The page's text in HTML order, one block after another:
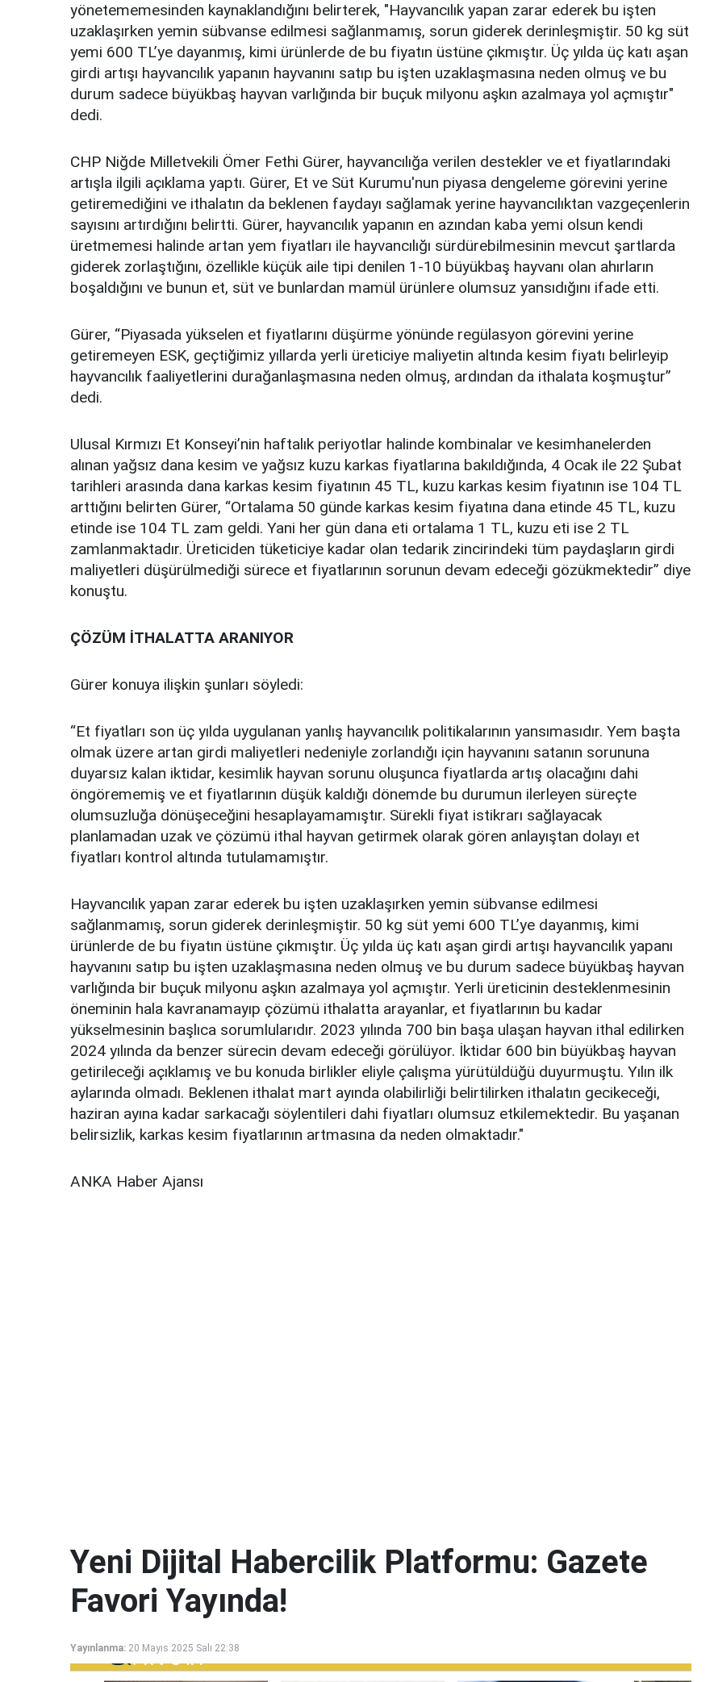
yönetememesinden kaynaklandığını belirterek, "Hayvancılık yapan zarar ederek bu işten
uzaklaşırken yemin sübvanse edilmesi sağlanmamış, sorun giderek derinleşmiştir. 50 kg süt
yemi 600 TL’ye dayanmış, kimi ürünlerde de bu fiyatın üstüne çıkmıştır. Üç yılda üç katı aşan
girdi artışı hayvancılık yapanın hayvanını satıp bu işten uzaklaşmasına neden olmuş ve bu
durum sadece büyükbaş hayvan varlığında bir buçuk milyonu aşkın azalmaya yol açmıştır"
dedi.
CHP Niğde Milletvekili Ömer Fethi Gürer, hayvancılığa verilen destekler ve et fiyatlarındaki
artışla ilgili açıklama yaptı. Gürer, Et ve Süt Kurumu'nun piyasa dengeleme görevini yerine
getiremediğini ve ithalatın da beklenen faydayı sağlamak yerine hayvancılıktan vazgeçenlerin
sayısını artırdığını belirtti. Gürer, hayvancılık yapanın en azından kaba yemi olsun kendi
üretmemesi halinde artan yem fiyatları ile hayvancılığı sürdürebilmesinin mevcut şartlarda
giderek zorlaştığını, özellikle küçük aile tipi denilen 1-10 büyükbaş hayvanı olan ahırların
boşaldığını ve bunun et, süt ve bunlardan mamül ürünlere olumsuz yansıdığını ifade etti.
Gürer, “Piyasada yükselen et fiyatlarını düşürme yönünde regülasyon görevini yerine
getiremeyen ESK, geçtiğimiz yıllarda yerli üreticiye maliyetin altında kesim fiyatı belirleyip
hayvancılık faaliyetlerini durağanlaşmasına neden olmuş, ardından da ithalata koşmuştur”
dedi.
Ulusal Kırmızı Et Konseyi’nin haftalık periyotlar halinde kombinalar ve kesimhanelerden
alınan yağsız dana kesim ve yağsız kuzu karkas fiyatlarına bakıldığında, 4 Ocak ile 22 Şubat
tarihleri arasında dana karkas kesim fiyatının 45 TL, kuzu karkas kesim fiyatının ise 104 TL
arttığını belirten Gürer, “Ortalama 50 günde karkas kesim fiyatına dana etinde 45 TL, kuzu
etinde ise 104 TL zam geldi. Yani her gün dana eti ortalama 1 TL, kuzu eti ise 2 TL
zamlanmaktadır. Üreticiden tüketiciye kadar olan tedarik zincirindeki tüm paydaşların girdi
maliyetleri düşürülmediği sürece et fiyatlarının sorunun devam edeceği gözükmektedir” diye
konuştu.
ÇÖZÜM İTHALATTA ARANIYOR
Gürer konuya ilişkin şunları söyledi:
“Et fiyatları son üç yılda uygulanan yanlış hayvancılık politikalarının yansımasıdır. Yem başta
olmak üzere artan girdi maliyetleri nedeniyle zorlandığı için hayvanını satanın sorununa
duyarsız kalan iktidar, kesimlik hayvan sorunu oluşunca fiyatlarda artış olacağını dahi
öngörememiş ve et fiyatlarının düşük kaldığı dönemde bu durumun ilerleyen süreçte
olumsuzluğa dönüşeceğini hesaplayamamıştır. Sürekli fiyat istikrarı sağlayacak
planlamadan uzak ve çözümü ithal hayvan getirmek olarak gören anlayıştan dolayı et
fiyatları kontrol altında tutulamamıştır.
Hayvancılık yapan zarar ederek bu işten uzaklaşırken yemin sübvanse edilmesi
sağlanmamış, sorun giderek derinleşmiştir. 50 kg süt yemi 600 TL’ye dayanmış, kimi
ürünlerde de bu fiyatın üstüne çıkmıştır. Üç yılda üç katı aşan girdi artışı hayvancılık yapanı
hayvanını satıp bu işten uzaklaşmasına neden olmuş ve bu durum sadece büyükbaş hayvan
varlığında bir buçuk milyonu aşkın azalmaya yol açmıştır. Yerli üreticinin desteklenmesinin
öneminin hala kavranamayıp çözümü ithalatta arayanlar, et fiyatlarının bu kadar
yükselmesinin başlıca sorumlularıdır. 2023 yılında 700 bin başa ulaşan hayvan ithal edilirken
2024 yılında da benzer sürecin devam edeceği görülüyor. İktidar 600 bin büyükbaş hayvan
getirileceği açıklamış ve bu konuda birlikler eliyle çalışma yürütüldüğü duyurmuştu. Yılın ilk
aylarında olmadı. Beklenen ithalat mart ayında olabilirliği belirtilirken ithalatın gecikeceği,
haziran ayına kadar sarkacağı söylentileri dahi fiyatları olumsuz etkilemektedir. Bu yaşanan
belirsizlik, karkas kesim fiyatlarının artmasına da neden olmaktadır."
ANKA Haber Ajansı
Yeni Dijital Habercilik Platformu: Gazete
Favori Yayında!
Yayınlanma: 20 Mayıs 2025 Salı 22:38